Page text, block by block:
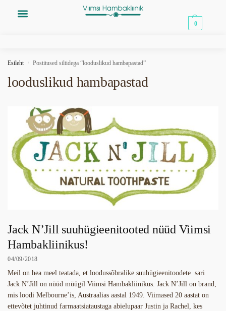
0
Esileht / Postitused siltidega “looduslikud hambapastad”
looduslikud hambapastad
Jack N’Jill suuhügieenitooted nüüd Viimsi
Hambakliinikus!
04/09/2018
Meil on hea meel teatada, et loodussõbralike suuhügieenitoodete sari
Jack N’Jill on nüüd müügil Viimsi Hambakliinikus. Jack N’Jill on brand,
mis loodi Melbourne’is, Austraalias aastal 1949. Viimased 20 aastat on
ettevõtet juhtinud farmaatsiataustaga abielupaar Justin ja Rachel, kes